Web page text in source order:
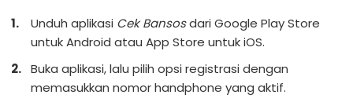
Unduh aplikasi Cek Bansosdari Google Play Store
untuk Android atau App Store untuk iOS.
Buka aplikasi, lalu pilih opsi registrasi dengan
memasukkan nomor handphone yang aktif.